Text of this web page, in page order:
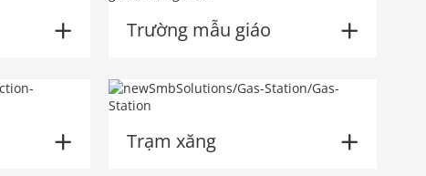
Trường mẫu giáo
Trạm xăng